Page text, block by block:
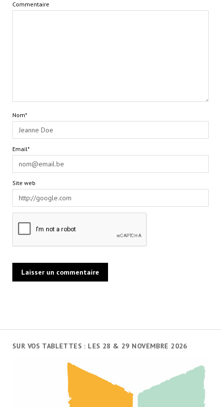
SUR VOS TABLETTES : LES 28 & 29 NOVEMBRE 2026
Commentaire
Nom*
Email*
Site web